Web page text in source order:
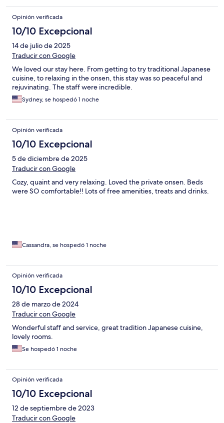
Opinión verificada
10/10 Excepcional
14 de julio de 2025
Traducir con Google
We loved our stay here. From getting to try traditional Japanese
cuisine, to relaxing in the onsen, this stay was so peaceful and
rejuvinating. The staff were incredible.
Sydney, se hospedó 1 noche
Opinión verificada
10/10 Excepcional
5 de diciembre de 2025
Traducir con Google
Cozy, quaint and very relaxing. Loved the private onsen. Beds
were SO comfortable!! Lots of free amenities, treats and drinks.
Cassandra, se hospedó 1 noche
Opinión verificada
10/10 Excepcional
28 de marzo de 2024
Traducir con Google
Wonderful staff and service, great tradition Japanese cuisine,
lovely rooms.
Se hospedó 1 noche
Opinión verificada
10/10 Excepcional
12 de septiembre de 2023
Traducir con Google